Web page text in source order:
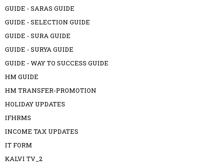
GUIDE - SARAS GUIDE
GUIDE - SELECTION GUIDE
GUIDE - SURA GUIDE
GUIDE - SURYA GUIDE
GUIDE - WAY TO SUCCESS GUIDE
HM GUIDE
HM TRANSFER-PROMOTION
HOLIDAY UPDATES
IFHRMS
INCOME TAX UPDATES
IT FORM
KALVI TV_2